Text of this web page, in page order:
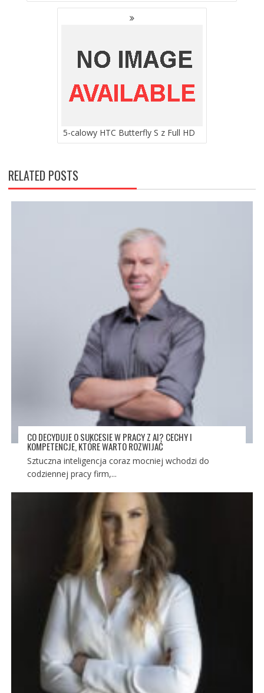
5-calowy HTC Butterfly S z Full HD
RELATED POSTS
CO DECYDUJE O SUKCESIE W PRACY Z AI? CECHY I
KOMPETENCJE, KTÓRE WARTO ROZWIJAĆ
Sztuczna inteligencja coraz mocniej wchodzi do
codziennej pracy firm,...